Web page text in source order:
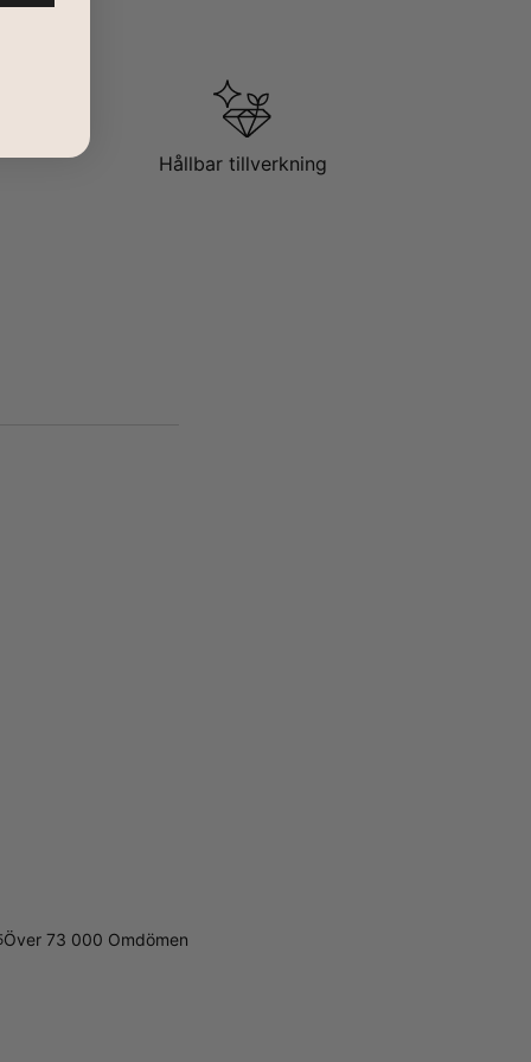
Hållbar tillverkning
Över 73 000 Omdömen